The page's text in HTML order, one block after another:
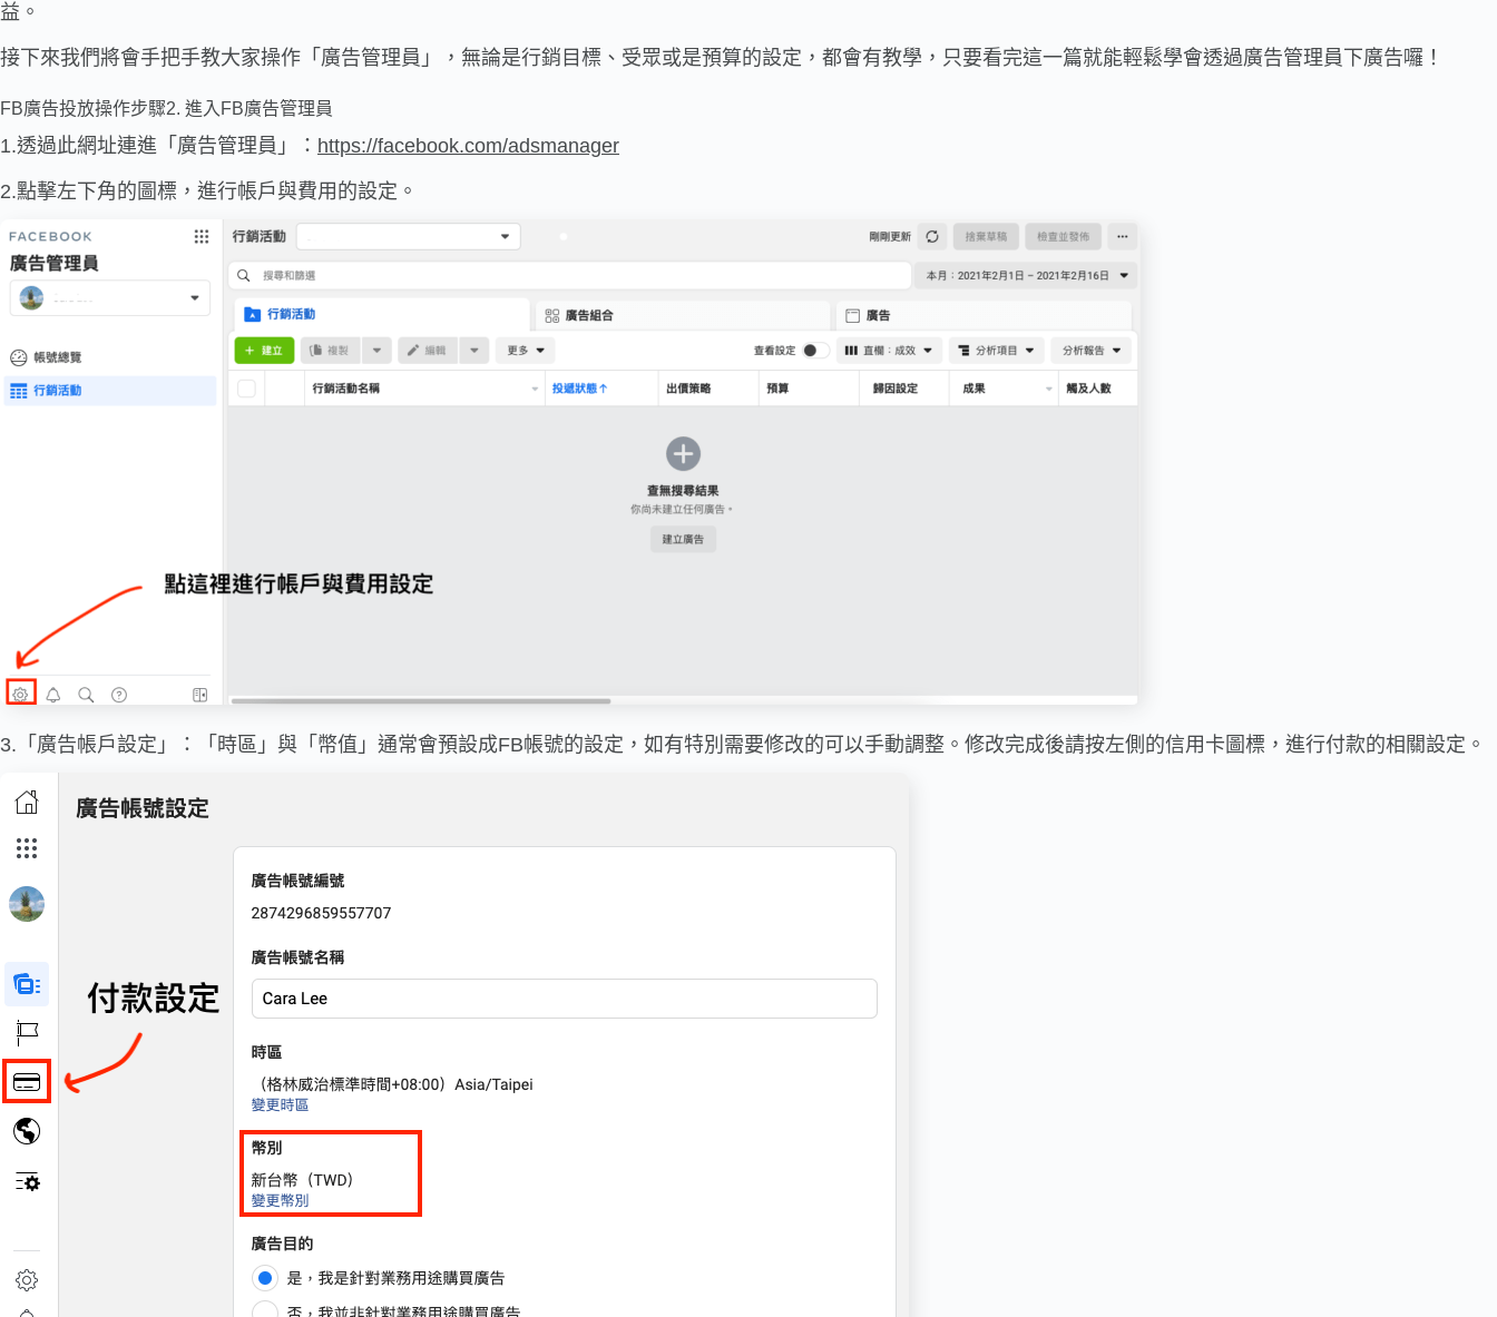
益。
接下來我們將會手把手教大家操作「廣告管理員」，無論是行銷目標、受眾或是預算的設定，都會有教學，只要看完這一篇就能輕鬆學會透過廣告管理員下廣告囉！
FB廣告投放操作步驟2. 進入FB廣告管理員
1.透過此網址連進「廣告管理員」： https://facebook.com/adsmanager
2.點擊左下角的圖標，進行帳戶與費用的設定。
3.「廣告帳戶設定」：「時區」與「幣值」通常會預設成FB帳號的設定，如有特別需要修改的可以手動調整。修改完成後請按左側的信用卡圖標，進行付款的相關設定。